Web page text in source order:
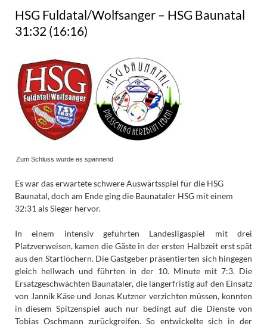
HSG Fuldatal/Wolfsanger – HSG Baunatal
31:32 (16:16)
Zum Schluss wurde es spannend
Es war das erwartete schwere Auswärtsspiel für die HSG
Baunatal, doch am Ende ging die Baunataler HSG mit einem
32:31 als Sieger hervor.
In einem intensiv geführten Landesligaspiel mit drei
Platzverweisen, kamen die Gäste in der ersten Halbzeit erst spät
aus den Startlöchern. Die Gastgeber präsentierten sich hingegen
gleich hellwach und führten in der 10. Minute mit 7:3. Die
Ersatzgeschwächten Baunataler, die längerfristig auf den Einsatz
von Jannik Käse und Jonas Kutzner verzichten müssen, konnten
in diesem Spitzenspiel auch nur bedingt auf die Dienste von
Tobias Oschmann zurückgreifen. So entwickelte sich in der